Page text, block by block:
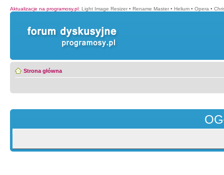
Aktualizacje na programosy.pl: Light Image Resizer • Rename Master • Helium • Opera •
Strona główna